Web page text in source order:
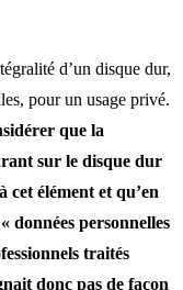
d’un disque dur,
pour un usage privé.
que la
sur le disque dur
cet élément et qu’en
données personnelles
traités
donc pas de façon